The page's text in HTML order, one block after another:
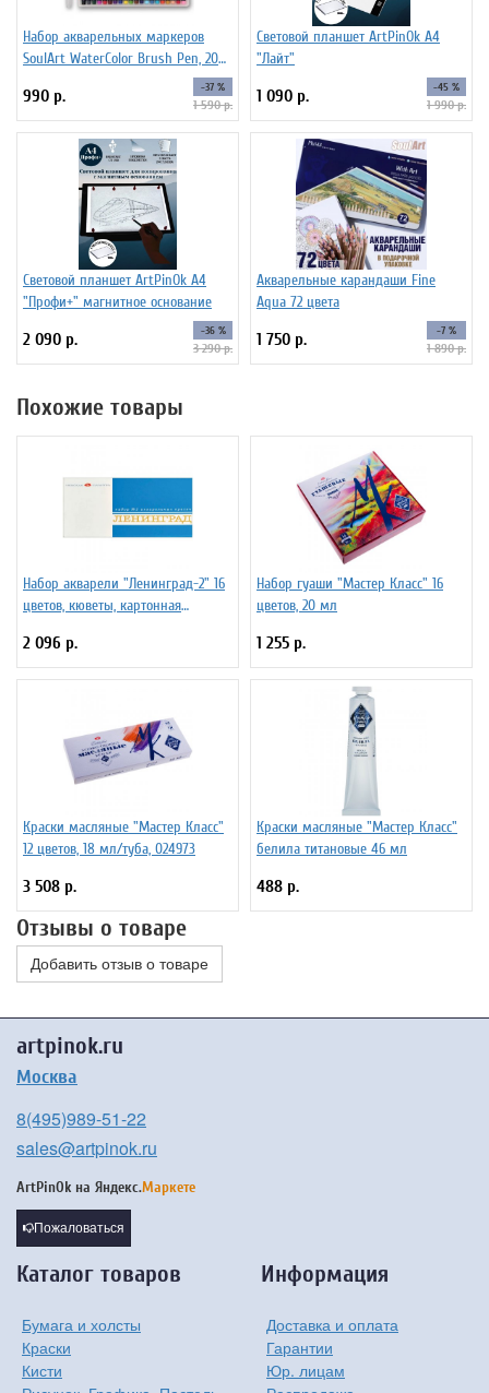
Набор акварельных маркеров
SoulArt WaterColor Brush Pen, 20
990 р. -37 %
1 590 р.
Световой планшет ArtPinOk А4
"Лайт"
1 090 р. -45 %
1 990 р.
Световой планшет ArtPinOk А4
"Профи+" магнитное основание
2 090 р. -36 %
3 290 р.
Акварельные карандаши Fine
Aqua 72 цвета
1 750 р. -7 %
1 890 р.
Похожие товары
Набор акварели "Ленинград-2" 16
цветов, кюветы, картонная
2 096 р.
Набор гуаши "Мастер Класс" 16
цветов, 20 мл
1 255 р.
Краски масляные "Мастер Класс"
12 цветов, 18 мл/туба, 024973
3 508 р.
Краски масляные "Мастер Класс"
белила титановые 46 мл
488 р.
Отзывы о товаре
Добавить отзыв о товаре
artpinok.ru
Москва
8(495)989-51-22
sales@artpinok.ru
ArtPinOk на Яндекс.Маркете
Пожаловаться
Каталог товаров
Бумага и холсты
Краски
Кисти
Информация
Доставка и оплата
Гарантии
Юр. лицам